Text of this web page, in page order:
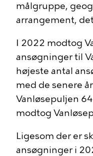
målgruppe,
arrangement,
I 2022 modtog
ansøgninger til
højeste antal
med de senere
Vanløsepuljen
modtog
Ligesom der er
ansøgninger i